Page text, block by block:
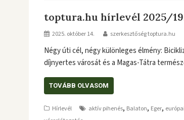
toptura.hu hírlevél 2025/
2025. október 14. szerkesztőség toptura.hu
Négy úti cél, négy különleges élmény:
díjnyertes városát és a Magas-Tátra
TOVÁBB OLVASOM
Hírlevél aktív pihenés, Balaton, Eger,